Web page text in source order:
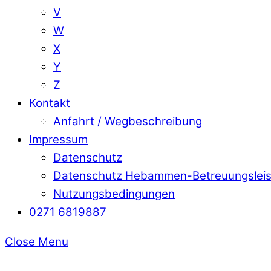
V
W
X
Y
Z
Kontakt
Anfahrt / Wegbeschreibung
Impressum
Datenschutz
Datenschutz Hebammen-
Nutzungsbedingungen
0271 6819887
Close Menu